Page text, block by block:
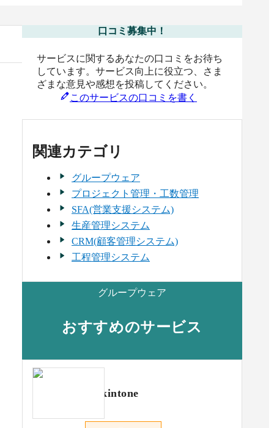
口コミ募集中！
サービスに関するあなたの口コミをお待ち
しています。サービス向上に役立つ、さま
ざまな意見や感想を投稿してください。
このサービスの口コミを書く
関連カテゴリ
グループウェア
プロジェクト管理・工数管理
SFA(営業支援システム)
生産管理システム
CRM(顧客管理システム)
工程管理システム
グループウェア
おすすめのサービス
kintone